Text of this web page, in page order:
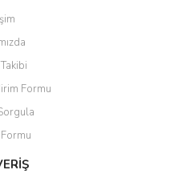
görüntülenemiyor.
bulunuyor.
pahalı.
olmalı.
Formu